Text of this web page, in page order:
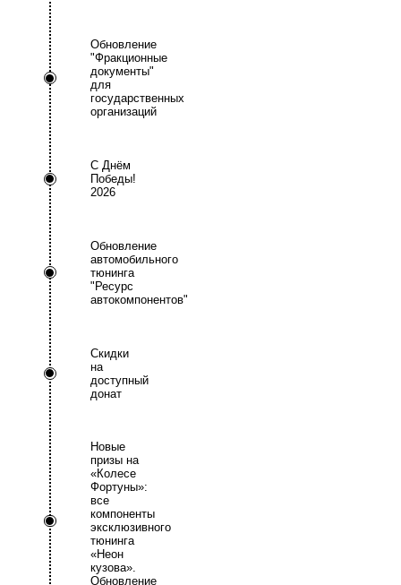
Обновление
"Фракционные
документы"
для
государственных
организаций
С Днём
Победы!
2026
Обновление
автомобильного
тюнинга
"Ресурс
автокомпонентов"
Скидки
на
доступный
донат
Новые
призы на
«Колесе
Фортуны»:
все
компоненты
эксклюзивного
тюнинга
«Неон
кузова».
Обновление